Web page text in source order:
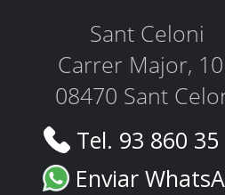
Sant Celoni
Carrer Major,
08470 Sant
Tel. 93 860
Enviar